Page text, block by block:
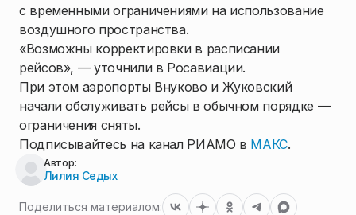
с временными ограничениями на использование
воздушного пространства.
«Возможны корректировки в расписании
рейсов», — уточнили в Росавиации.
При этом аэропорты Внуково и Жуковский
начали обслуживать рейсы в обычном порядке —
ограничения сняты.
Подписывайтесь на канал РИАМО в МАКС.
Автор:
Лилия Седых
Поделиться материалом: